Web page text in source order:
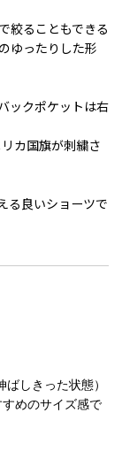
絞ることもできる
ゆったりした形
ックポケットは右
カ国旗が刺繍さ
る良いショーツで
しきった状態）
めのサイズ感で